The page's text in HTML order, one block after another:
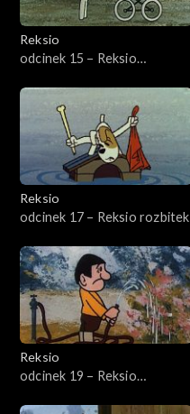
Reksio
odcinek 15 – Reksio
Reksio
odcinek 17 – Reksio rozbitek
Reksio
odcinek 19 – Reksio